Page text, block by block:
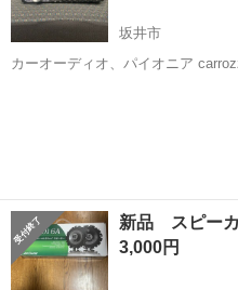
坂井市
カーオーディオ、パイオニア carrozzeria DEH-380です。 中
新品 スピー
3,000円